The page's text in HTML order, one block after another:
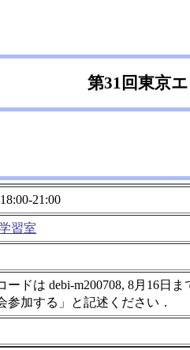
第31回東京
21:00
習室
ードは debi-m200708, 8月16日
参加する」と記述ください．